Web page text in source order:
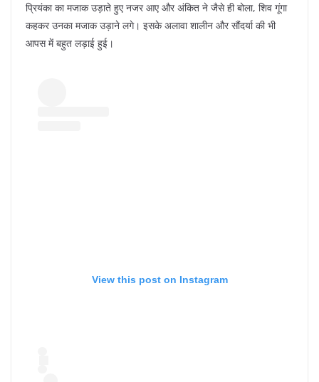
प्रियंका का मजाक उड़ाते हुए नजर आए और अंकित ने जैसे ही बोला, शिव गूंगा
कहकर उनका मजाक उड़ाने लगे। इसके अलावा शालीन और सौंदर्या की भी
आपस में बहुत लड़ाई हुई।
View this post on Instagram